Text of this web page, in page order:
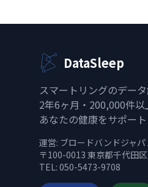
DataSleep
スマートリングのデー
2年6ヶ月・200,000件以
あなたの健康をサポート
運営: ブロードバンドジャ
〒100-0013 東京都千代田
TEL: 050-5473-9708